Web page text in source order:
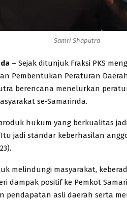
Samri Shaputra
– Sejak ditunjuk Fraksi PKS
Pembentukan Peraturan
berencana menelurkan
se-Samarinda.
hukum yang berkualitas
jadi standar keberhasilan
melindungi masyarakat,
dampak positif ke Pemkot
pendapatan asli daerah serta